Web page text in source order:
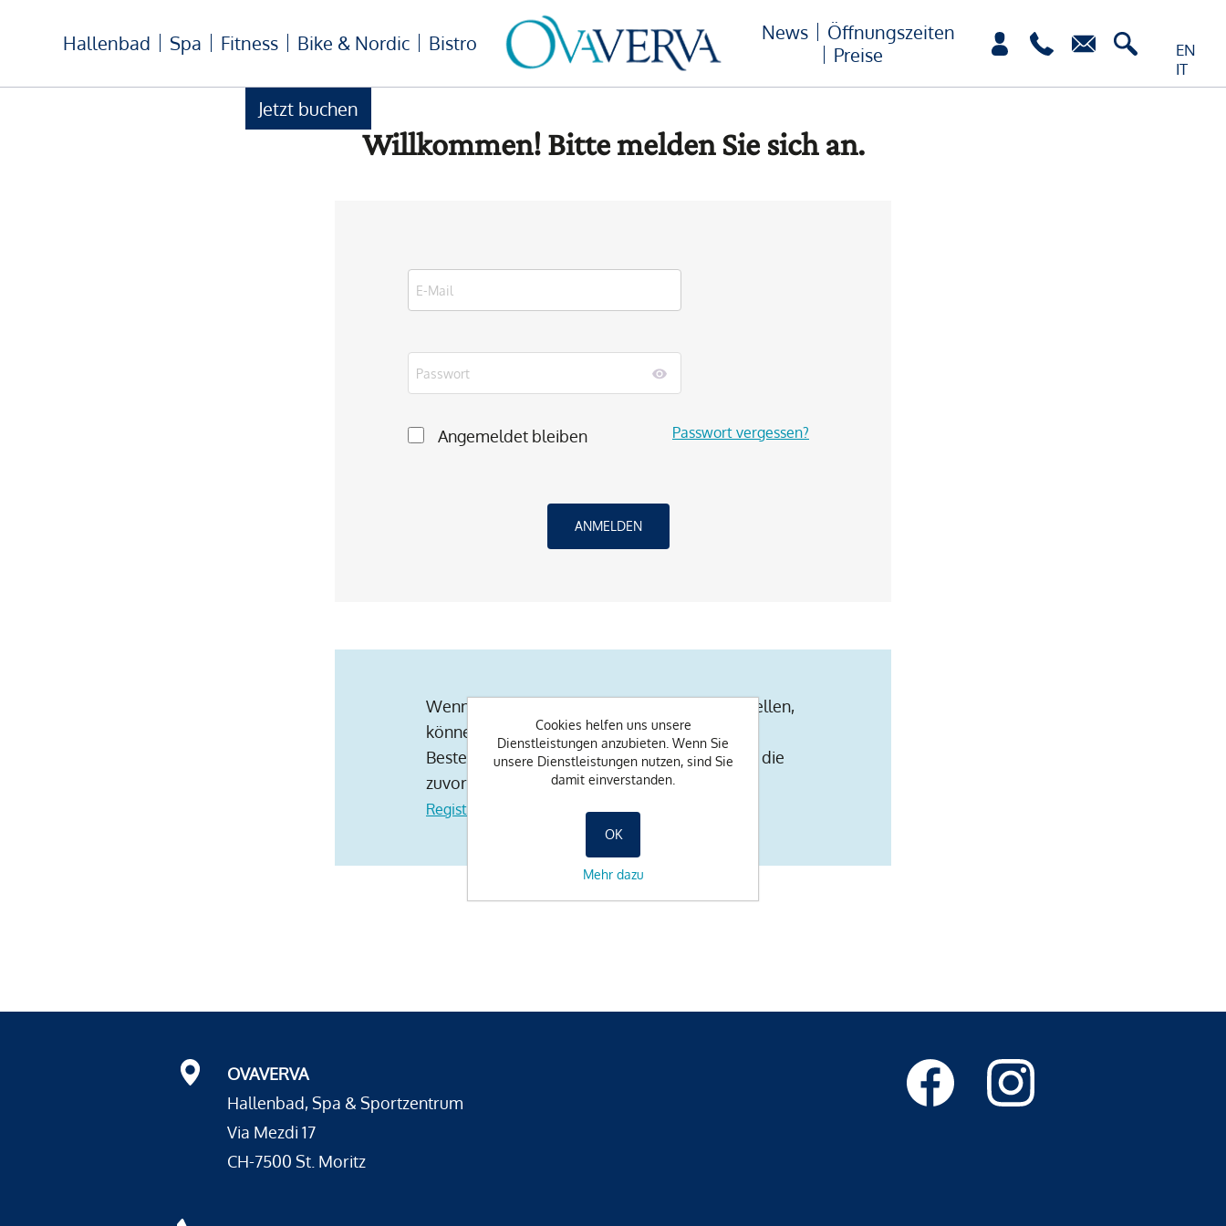
Jetzt buchen
EN
IT
Hallenbad Spa Fitness Bike & Nordic Bistro News
Öffnungszeiten
Preise
Willkommen! Bitte melden Sie sich an.
Angemeldet bleiben Passwort vergessen?
Wenn Sie ein Konto auf unserer Website erstellen,
können Sie schneller einkaufen, über den
Bestellstatus auf dem Laufenden bleiben und die
zuvor getätigten Bestellungen verfolgen.
Registrierung
OVAVERVA
Hallenbad, Spa & Sportzentrum
Via Mezdi 17
CH-7500 St. Moritz
Cookies helfen uns unsere
Dienstleistungen anzubieten. Wenn Sie
unsere Dienstleistungen nutzen, sind Sie
damit einverstanden.
OK
Mehr dazu